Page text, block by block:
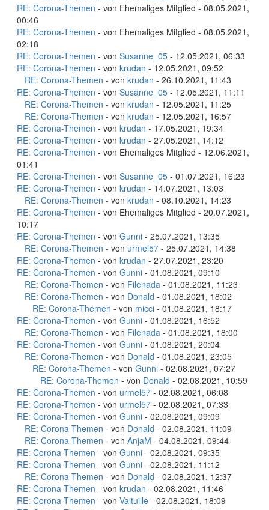
RE: Corona-Themen - von Ehemaliges Mitglied - 08.05.2021,
00:46
RE: Corona-Themen - von Ehemaliges Mitglied - 08.05.2021,
02:18
RE: Corona-Themen - von Susanne_05 - 12.05.2021, 06:33
RE: Corona-Themen - von krudan - 12.05.2021, 09:52
RE: Corona-Themen - von krudan - 26.10.2021, 11:43
RE: Corona-Themen - von Susanne_05 - 12.05.2021, 11:11
RE: Corona-Themen - von krudan - 12.05.2021, 11:25
RE: Corona-Themen - von krudan - 12.05.2021, 16:57
RE: Corona-Themen - von krudan - 17.05.2021, 19:34
RE: Corona-Themen - von krudan - 27.05.2021, 14:12
RE: Corona-Themen - von Ehemaliges Mitglied - 12.06.2021,
01:41
RE: Corona-Themen - von Susanne_05 - 01.07.2021, 16:23
RE: Corona-Themen - von krudan - 14.07.2021, 13:03
RE: Corona-Themen - von krudan - 08.10.2021, 14:23
RE: Corona-Themen - von Ehemaliges Mitglied - 20.07.2021,
10:17
RE: Corona-Themen - von Gunni - 25.07.2021, 13:35
RE: Corona-Themen - von urmel57 - 25.07.2021, 14:38
RE: Corona-Themen - von krudan - 27.07.2021, 23:20
RE: Corona-Themen - von Gunni - 01.08.2021, 09:10
RE: Corona-Themen - von Filenada - 01.08.2021, 11:23
RE: Corona-Themen - von Donald - 01.08.2021, 18:02
RE: Corona-Themen - von micci - 01.08.2021, 18:17
RE: Corona-Themen - von Gunni - 01.08.2021, 16:52
RE: Corona-Themen - von Filenada - 01.08.2021, 18:00
RE: Corona-Themen - von Gunni - 01.08.2021, 20:04
RE: Corona-Themen - von Donald - 01.08.2021, 23:05
RE: Corona-Themen - von Gunni - 02.08.2021, 07:27
RE: Corona-Themen - von Donald - 02.08.2021, 10:59
RE: Corona-Themen - von urmel57 - 02.08.2021, 06:08
RE: Corona-Themen - von urmel57 - 02.08.2021, 07:33
RE: Corona-Themen - von Gunni - 02.08.2021, 09:09
RE: Corona-Themen - von Donald - 02.08.2021, 11:09
RE: Corona-Themen - von AnjaM - 04.08.2021, 09:44
RE: Corona-Themen - von Gunni - 02.08.2021, 09:35
RE: Corona-Themen - von Gunni - 02.08.2021, 11:12
RE: Corona-Themen - von Donald - 02.08.2021, 12:37
RE: Corona-Themen - von krudan - 02.08.2021, 11:46
RE: Corona-Themen - von Valtuille - 02.08.2021, 18:09